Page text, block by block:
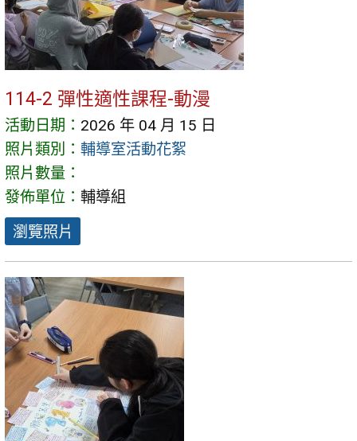
114-2 彈性適性課程-動漫
活動日期： 2026 年 04 月 15 日
照片類別： 輔導室活動花絮
照片數量：
發佈單位： 輔導組
瀏覽照片